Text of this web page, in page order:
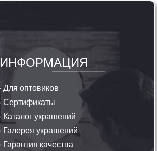
ИНФОРМАЦИЯ
Для оптовиков
Сертификаты
Каталог украшений
Галерея украшений
Гарантия качества